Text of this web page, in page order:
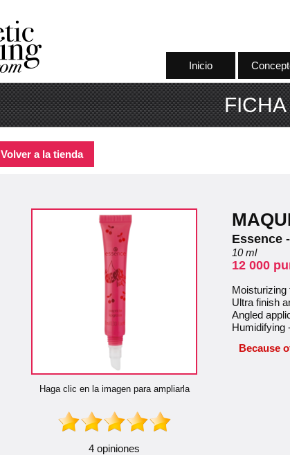
Inicio
Volver a la tienda
Haga clic en la imagen para ampliarla
4 opiniones
Essence
10 ml
12 000
Moisturizing
Ultra finish
Angled
Humidifying
Because